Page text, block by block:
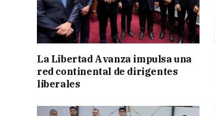
La Libertad Avanza impulsa una
red continental de dirigentes
liberales